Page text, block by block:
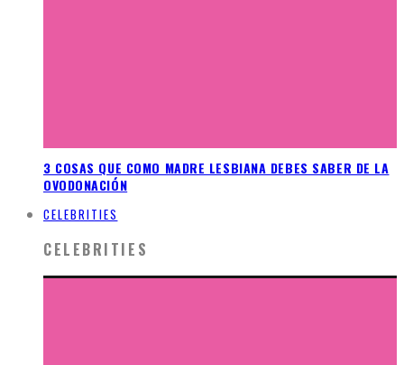
3 COSAS QUE COMO MADRE LESBIANA DEBES SABER DE LA
OVODONACIÓN
CELEBRITIES
CELEBRITIES